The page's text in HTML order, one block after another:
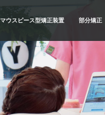
マウスピース型矯正装置
マウスピース型矯正装置
ハイブリッドでの矯正治療
治療例
部分矯正